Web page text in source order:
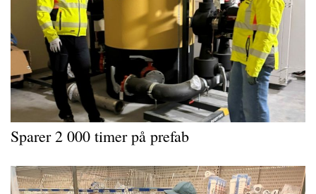
Sparer 2 000 timer på prefab